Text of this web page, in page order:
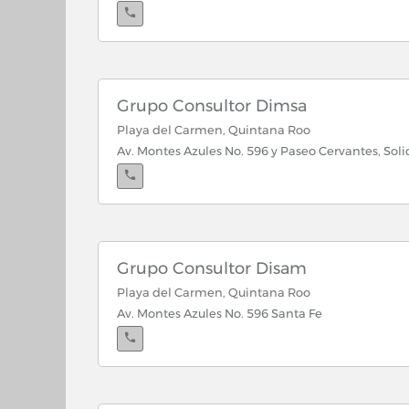
Grupo Consultor Dimsa
Playa del Carmen, Quintana Roo
Av. Montes Azules No. 596 y Paseo Cervantes,
Grupo Consultor Disam
Playa del Carmen, Quintana Roo
Av. Montes Azules No. 596 Santa Fe